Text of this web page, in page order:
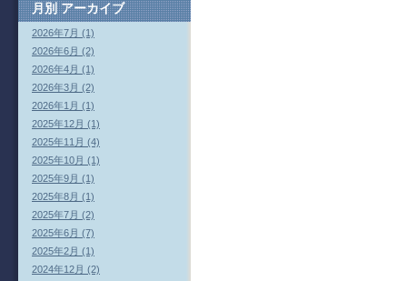
月別アーカイブ
2026年7月 (1)
2026年6月 (2)
2026年4月 (1)
2026年3月 (2)
2026年1月 (1)
2025年12月 (1)
2025年11月 (4)
2025年10月 (1)
2025年9月 (1)
2025年8月 (1)
2025年7月 (2)
2025年6月 (7)
2025年2月 (1)
2024年12月 (2)